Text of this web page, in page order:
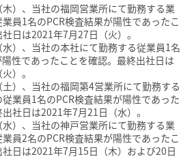
）、当社の福岡営業所にて勤務する業
員1名のPCR検査結果が陽性であったこ
日は2021年7月27日（火）。
）、当社の本社にて勤務する従業員1名
性であったことを確認。最終出社日は
）。
）、当社の福岡第4営業所にて勤務する
業員1名のPCR検査結果が陽性であった
社日は2021年7月21日（水）。
）、当社の神戸営業所にて勤務する業
員2名のPCR検査結果が陽性であったこ
日は2021年7月15日（木）および20日